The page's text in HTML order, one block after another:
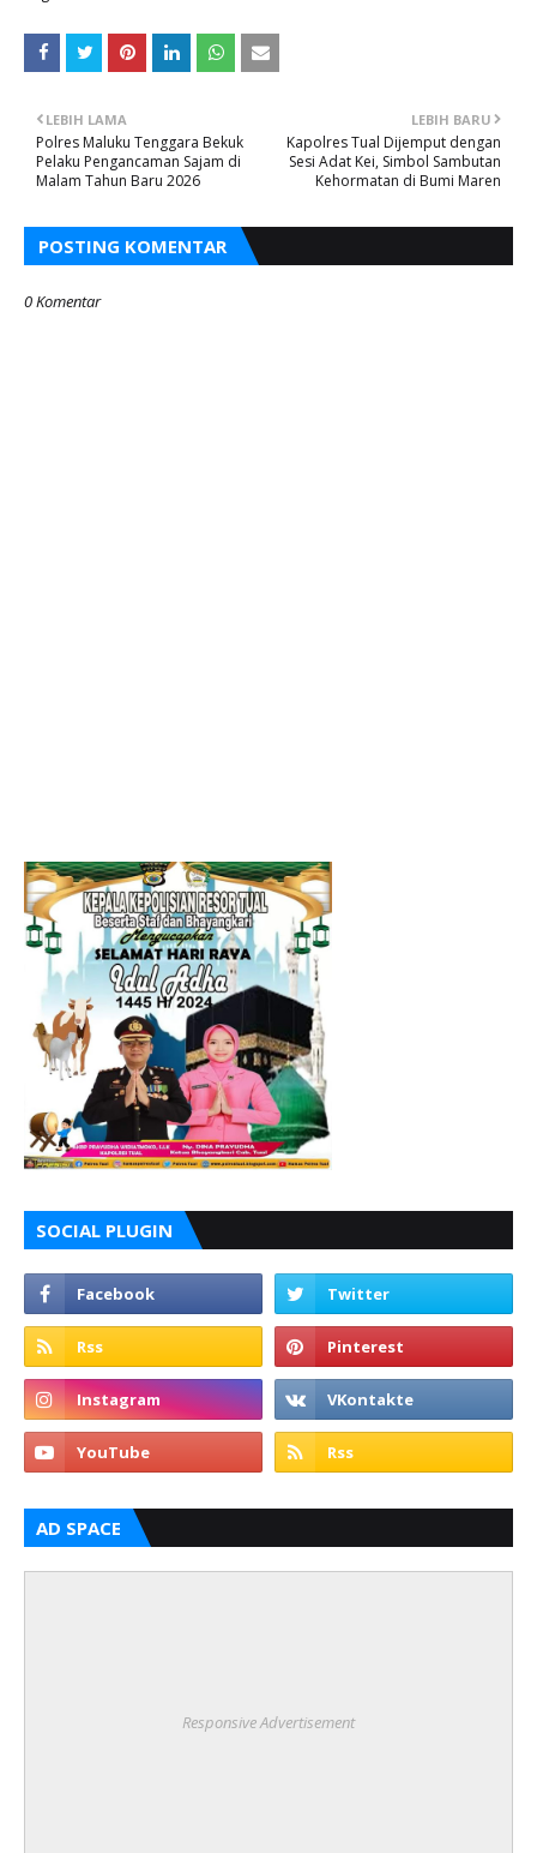
LEBIH BARU
Kapolres Tual Dijemput dengan
Sesi Adat Kei, Simbol Sambutan
Kehormatan di Bumi Maren
LEBIH LAMA
Polres Maluku Tenggara Bekuk
Pelaku Pengancaman Sajam di
Malam Tahun Baru 2026
POSTING KOMENTAR
0 Komentar
SOCIAL PLUGIN
AD SPACE
Responsive Advertisement